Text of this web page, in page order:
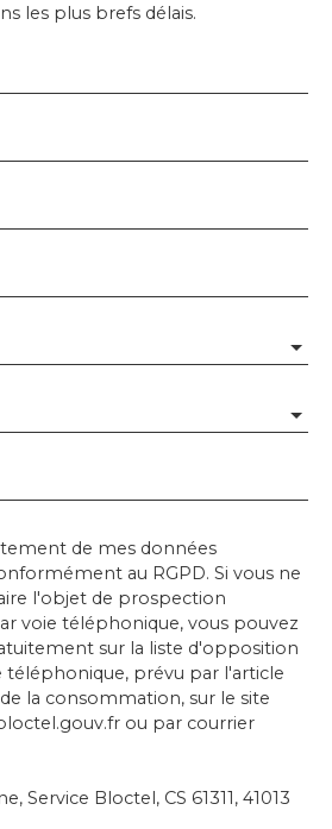
les plus brefs délais.
de mes données
au RGPD. Si vous ne
l'objet de prospection
voie téléphonique, vous pouvez
sur la liste d'opposition
téléphonique, prévu par l'article
de la consommation, sur le site
ou par courrier
Service Bloctel, CS 61311, 41013